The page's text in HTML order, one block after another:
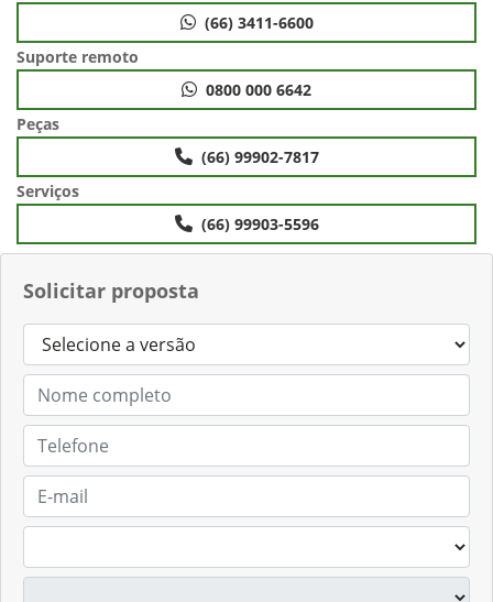
Solicitar proposta
(66) 3411-6600
Suporte remoto
0800 000 6642
Peças
(66) 99902-7817
Serviços
(66) 99903-5596